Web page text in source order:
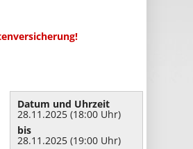
Datum und Uhrzeit
28.11.2025 (18:00 Uhr)
bis
28.11.2025 (19:00 Uhr)